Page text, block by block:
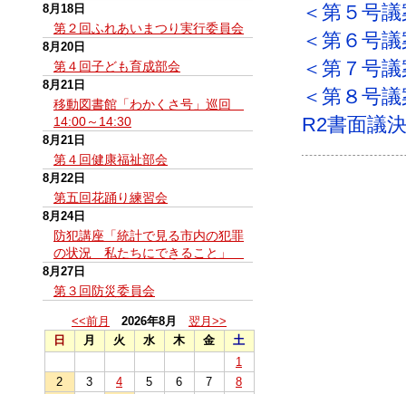
8月18日
第２回ふれあいまつり実行委員会
8月20日
第４回子ども育成部会
8月21日
移動図書館「わかくさ号」巡回
14:00～14:30
8月21日
第４回健康福祉部会
8月22日
第五回花踊り練習会
8月24日
防犯講座「統計で見る市内の犯罪
の状況 私たちにできること」
8月27日
第３回防災委員会
<<前月 2026年8月
翌月>>
日
月 火 水 木 金
土
1
2
3 4 5 6 7
8
＜第５号
＜第６号
＜第７号
＜第８号
R2書面議